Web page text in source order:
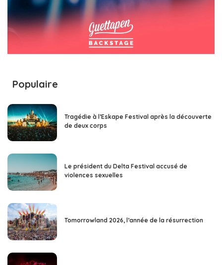
Populaire
Tragédie à l’Eskape Festival après la découverte
de deux corps
Le président du Delta Festival accusé de
violences sexuelles
Tomorrowland 2026, l’année de la résurrection